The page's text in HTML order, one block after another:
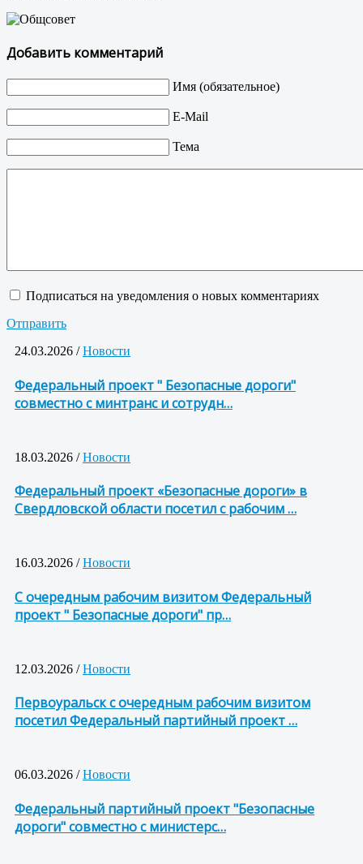
Добавить комментарий
Имя (обязательное)
E-Mail
Тема
Подписаться на уведомления о новых комментариях
Отправить
24.03.2026 /Новости
Федеральный проект " Безопасные дороги"
совместно с минтранс и сотрудн…
18.03.2026 /Новости
Федеральный проект «Безопасные дороги» в
Свердловской области посетил с рабочим …
16.03.2026 /Новости
С очередным рабочим визитом Федеральный
проект " Безопасные дороги" пр…
12.03.2026 /Новости
Первоуральск с очередным рабочим визитом
посетил Федеральный партийный проект …
06.03.2026 /Новости
Федеральный партийный проект "Безопасные
дороги" совместно с министерс…